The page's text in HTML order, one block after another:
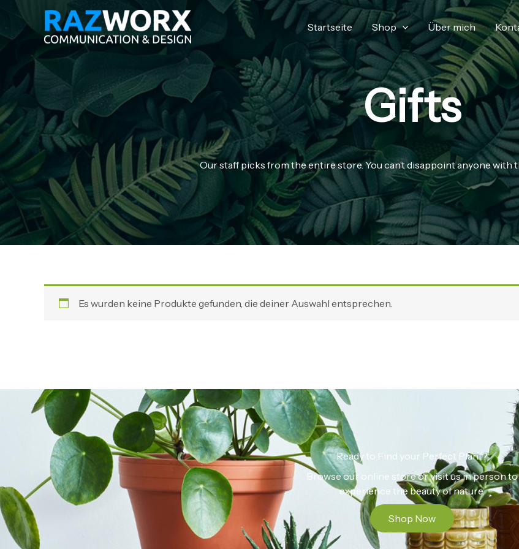
Zum
Inhalt
springen
Startseite Shop Über mich
Gifts
Our staff picks from the entire store. You can’t disappoint anyone with
Es wurden keine Produkte gefunden, die deiner Auswahl entsprechen.
Ready to Find your Perfect Plant?
Browse our online store or visit us in person to
experience the beauty of nature.
Shop Now